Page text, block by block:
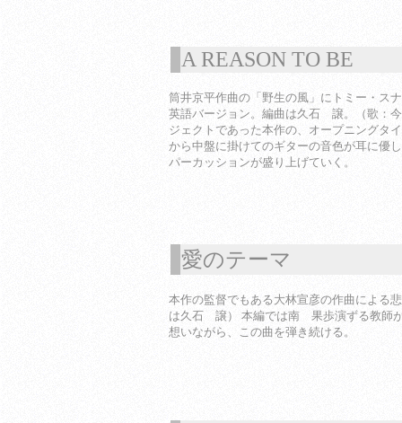
A REASON TO BE
筒井京平作曲の「野生の風」にトミー・ス
英語バージョン。編曲は久石 譲。（歌：
ジェクトであった本作の、オープニングタ
から中盤に掛けてのギターの音色が耳に優
パーカッションが盛り上げていく。
愛のテーマ
本作の監督でもある大林宣彦の作曲による
は久石 譲） 本編では南 果歩演ずる教師
想いながら、この曲を弾き続ける。